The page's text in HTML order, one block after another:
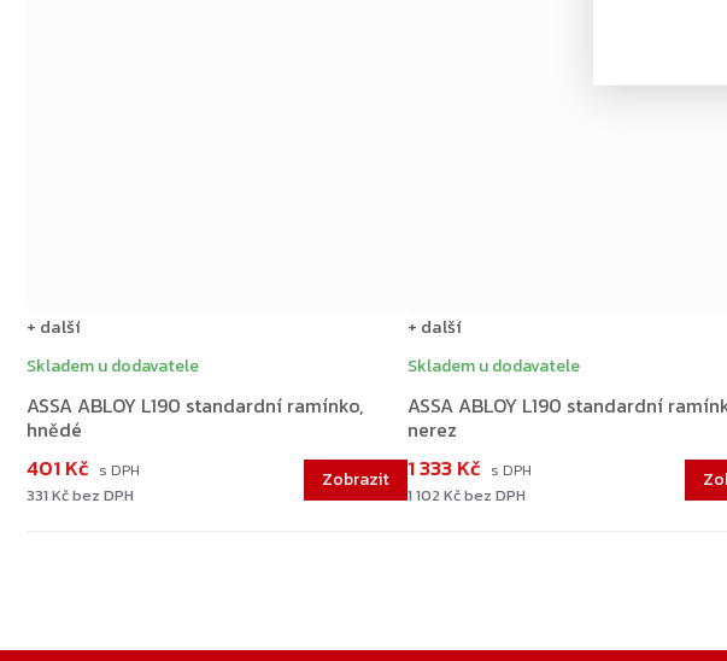
ASSA ABLOY L190 standardní ramínko,
hnědé
Skladem u dodavatele
331 Kč bez DPH
401 Kč
+ další
ASSA ABLOY L190 standardní
nerez
Skladem u dodavatele
1 102 Kč bez DPH
1 333 Kč
+ další